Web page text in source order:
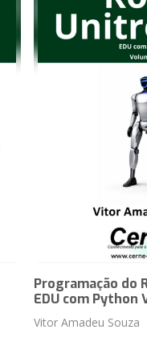
Programação do
EDU com Python
Vitor Amadeu Souza